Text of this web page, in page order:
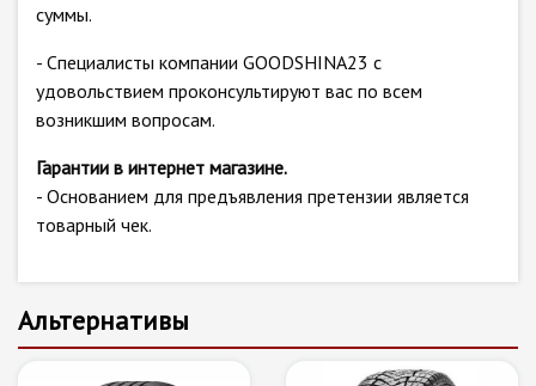
суммы.
- Специалисты компании GOODSHINA23 с
удовольствием проконсультируют вас по всем
возникшим вопросам.
Гарантии в интернет магазине.
- Основанием для предъявления претензии является
товарный чек.
Альтернативы